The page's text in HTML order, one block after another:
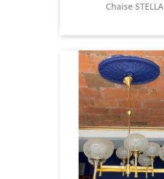
Chaise STELLA